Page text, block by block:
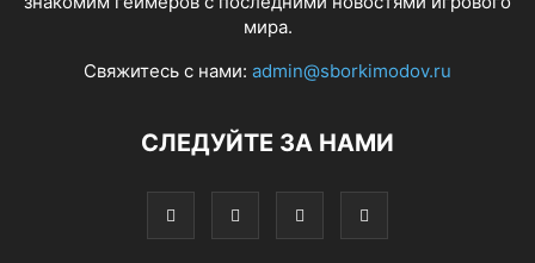
мира.
Свяжитесь с нами: admin@sborkimodov.ru
СЛЕДУЙТЕ ЗА НАМИ